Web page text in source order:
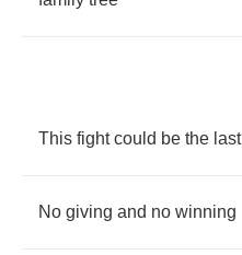
This fight could be the last
No giving and no winning